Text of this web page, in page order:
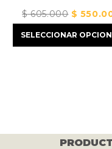
$605.000 El
precio
original
$
SELECCIONAR